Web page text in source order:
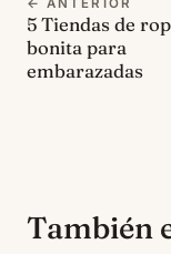
5 Tiendas de
bonita para
embarazadas
También